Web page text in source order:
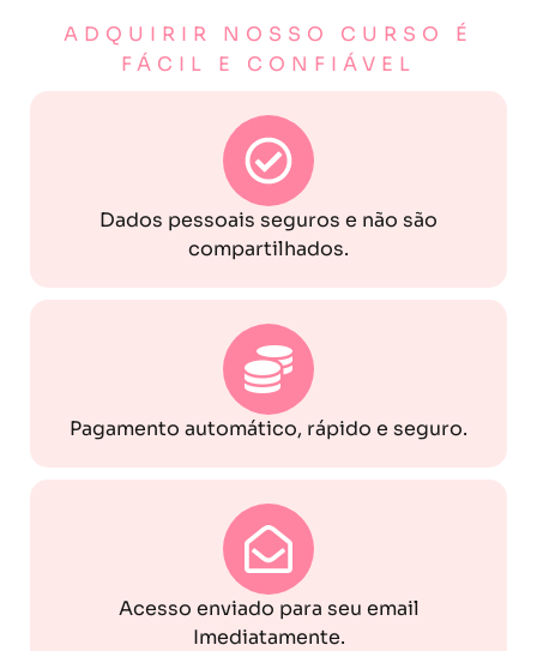
ADQUIRIR NOSSO CURSO É
FÁCIL E CONFIÁVEL
Dados pessoais seguros e não são
compartilhados.
Pagamento automático, rápido e seguro.
Acesso enviado para seu email
Imediatamente.